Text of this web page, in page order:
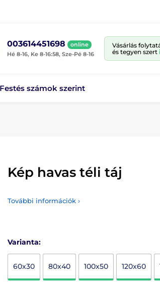
003614451698
online
Hé 8-16, Ke 8-16:58, Sze-Pé 8-16
Vásárlás
és tegyen szert
Festés számok szerint
Kép havas téli táj
További információk ›
Varianta:
60x30 80x40 100x50 120x60